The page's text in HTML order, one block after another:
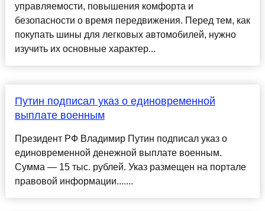
управляемости, повышения комфорта и
безопасности о время передвижения. Перед тем, как
покупать шины для легковых автомобилей, нужно
изучить их основные характер...
Путин подписал указ о единовременной
выплате военным
Президент РФ Владимир Путин подписал указ о
единовременной денежной выплате военным.
Сумма — 15 тыс. рублей. Указ размещен на портале
правовой информации.......